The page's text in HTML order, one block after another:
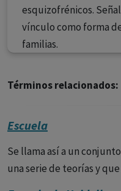
esquizofrénicos.
vínculo como forma
familias.
Términos relacionados:
Escuela
Se llama así a un
una serie de teorías y